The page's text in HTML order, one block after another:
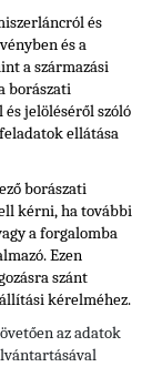
és
ésa
a származási
borászati
jelöléséről szóló
ellátása
borászati
kérni, ha további
a forgalomba
Ezen
szánt
kérelméhez.
az adatok